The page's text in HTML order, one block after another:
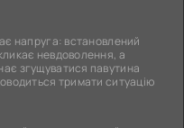
напруга: встановлений
невдоволення, а
згущуватися павутина
тримати ситуацію